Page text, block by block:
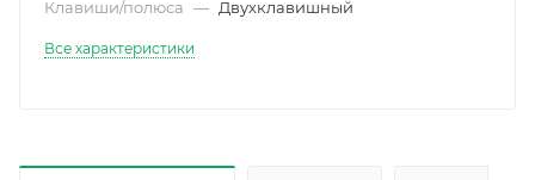
Клавиши/полюса — Двухклавишный
Все характеристики